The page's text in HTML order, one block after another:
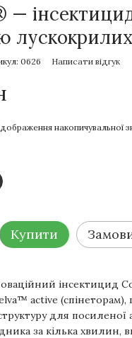
—
лускокрилих
0626 Написати відгук
накопичувальної
Купити
інсектицид
active
для
за кілька хвилин,